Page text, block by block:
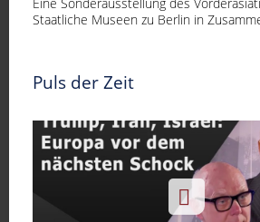
Staatliche Museen zu Berlin in
Puls der Zeit